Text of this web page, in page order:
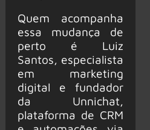
Quem acompanha
essa mudança de
perto é Luiz
Santos, especialista
em marketing
digital e fundador
da Unnichat,
plataforma de CRM